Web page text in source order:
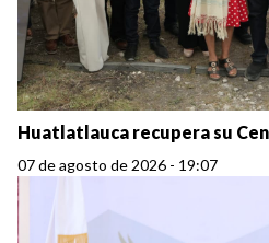
Huatlatlauca recupera su
07 de agosto de 2026 - 19:07